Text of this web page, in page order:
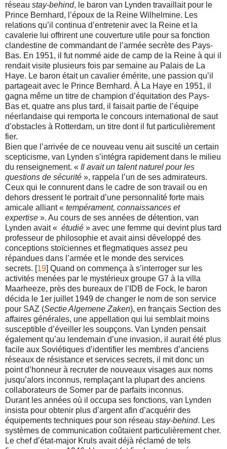
réseau stay-behind, le baron van Lynden travaillait pour le
Prince Bernhard, l’époux de la Reine Wilhelmine. Les
relations qu’il continua d’entretenir avec la Reine et la
cavalerie lui offrirent une couverture utile pour sa fonction
clandestine de commandant de l’armée secrète des Pays-
Bas. En 1951, il fut nommé aide de camp de la Reine à qui il
rendait visite plusieurs fois par semaine au Palais de La
Haye. Le baron était un cavalier émérite, une passion qu’il
partageait avec le Prince Bernhard. À La Haye en 1951, il
gagna même un titre de champion d’équitation des Pays-
Bas et, quatre ans plus tard, il faisait partie de l’équipe
néerlandaise qui remporta le concours international de saut
d’obstacles à Rotterdam, un titre dont il fut particulièrement
fier.
Bien que l’arrivée de ce nouveau venu ait suscité un certain
scepticisme, van Lynden s’intégra rapidement dans le milieu
du renseignement. « Il avait un talent naturel pour les
questions de sécurité », rappela l’un de ses admirateurs.
Ceux qui le connurent dans le cadre de son travail ou en
dehors dressent le portrait d’une personnalité forte mais
amicale alliant « tempérament, connaissances et
expertise ». Au cours de ses années de détention, van
Lynden avait « étudié » avec une femme qui devint plus tard
professeur de philosophie et avait ainsi développé des
conceptions stoïciennes et flegmatiques assez peu
répandues dans l’armée et le monde des services
secrets. [19] Quand on commença à s’interroger sur les
activités menées par le mystérieux groupe G7 à la villa
Maarheeze, près des bureaux de l’IDB de Fock, le baron
décida le 1er juillet 1949 de changer le nom de son service
pour SAZ (Sectie Algemene Zaken), en français Section des
affaires générales, une appellation qui lui semblait moins
susceptible d’éveiller les soupçons. Van Lynden pensait
également qu’au lendemain d’une invasion, il aurait été plus
facile aux Soviétiques d’identifier les membres d’anciens
réseaux de résistance et services secrets, il mit donc un
point d’honneur à recruter de nouveaux visages aux noms
jusqu’alors inconnus, remplaçant la plupart des anciens
collaborateurs de Somer par de parfaits inconnus.
Durant les années où il occupa ses fonctions, van Lynden
insista pour obtenir plus d’argent afin d’acquérir des
équipements techniques pour son réseau stay-behind. Les
systèmes de communication coûtaient particulièrement cher.
Le chef d’état-major Kruls avait déjà réclamé de tels